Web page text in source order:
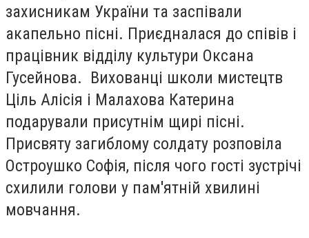
захисникам України та заспівали
акапельно пісні. Приєдналася до співів і
працівник відділу культури Оксана
Гусейнова. Вихованці школи мистецтв
Ціль Алісія і Малахова Катерина
подарували присутнім щирі пісні.
Присвяту загиблому солдату розповіла
Остроушко Софія, після чого гості зустрічі
схилили голови у пам'ятній хвилині
мовчання.